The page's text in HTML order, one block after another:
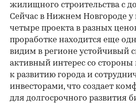
жилищного строительства с
Сейчас в Нижнем Новгороде у
четыре проекта в разных
проработке находится еще
видим в регионе устойчивый
активный интерес со стороны
к развитию города и
инвесторами, что создает
для долгосрочного развития